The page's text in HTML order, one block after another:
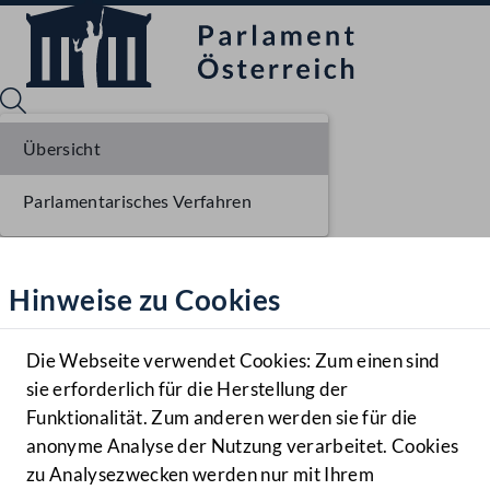
Hilfe
Benutzer
Navigationsmenü öffnen
MENÜ
Hinweise zu Cookies
Die Webseite verwendet Cookies: Zum einen sind
sie erforderlich für die Herstellung der
Funktionalität. Zum anderen werden sie für die
anonyme Analyse der Nutzung verarbeitet. Cookies
zu Analysezwecken werden nur mit Ihrem
Übersicht
Parlamentarisches Verfahren